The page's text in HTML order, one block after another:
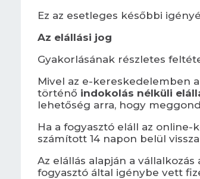
Ez az esetleges későbbi
Az elállási jog
Gyakorlásának részletes
Mivel az e-kereskedelemben
történő indokolás nélküli
lehetőség arra, hogy
Ha a fogyasztó eláll az
számított 14 napon belül
Az elállás alapján a
fogyasztó által igénybe vett